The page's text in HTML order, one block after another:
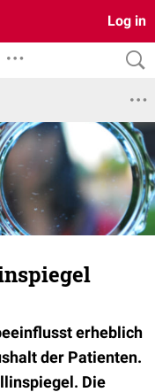
Log in
erheblich
der Patienten.
Die